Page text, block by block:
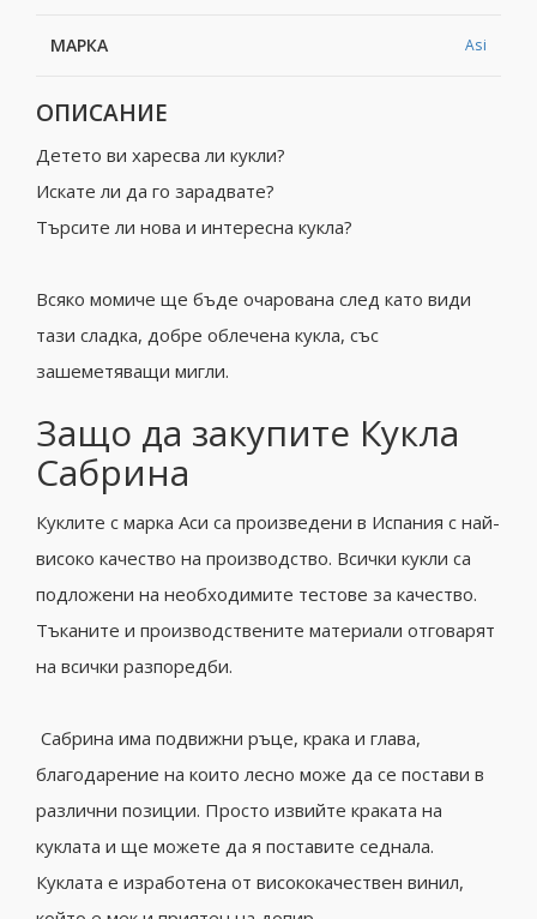
МАРКА Asi
ОПИСАНИЕ
Детето ви харесва ли кукли?
Искате ли да го зарадвате?
Търсите ли нова и интересна кукла?
Всяко момиче ще бъде очарована след като види
тази сладка, добре облечена кукла, със
зашеметяващи мигли.
Защо да закупите Кукла
Сабрина
Куклите с марка Аси са произведени в Испания с най-
високо качество на производство. Всички кукли са
подложени на необходимите тестове за качество.
Тъканите и производствените материали отговарят
на всички разпоредби.
Сабрина има подвижни ръце, крака и глава,
благодарение на които лесно може да се постави в
различни позиции. Просто извийте краката на
куклата и ще можете да я поставите седнала.
Куклата е изработена от висококачествен винил,